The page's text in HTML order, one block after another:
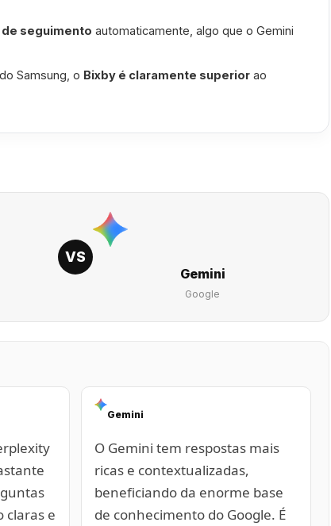
seguimento automaticamente, algo que o Gemini
Samsung, o Bixby é claramente superiorao
VS
Gemini
Google
claras e
Gemini
O Gemini tem respostas mais
ricas e contextualizadas,
beneficiando da enorme base
de conhecimento do Google. É